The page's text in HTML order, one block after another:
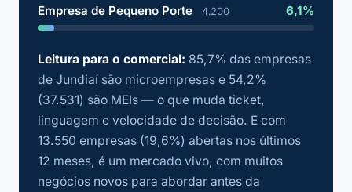
Empresa de Pequeno Porte 4.200 6,1%
Leitura para o comercial: 85,7% das empresas
de Jundiaí são microempresas e 54,2%
(37.531) são MEIs — o que muda ticket,
linguagem e velocidade de decisão. E com
13.550 empresas (19,6%) abertas nos últimos
12 meses, é um mercado vivo, com muitos
negócios novos para abordar antes da